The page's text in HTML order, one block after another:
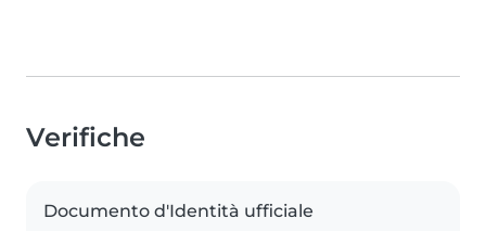
Verifiche
Documento d'Identità ufficiale